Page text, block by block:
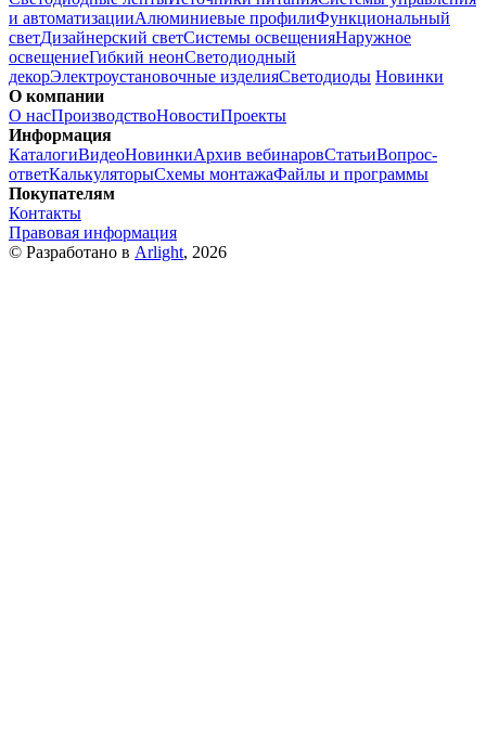
и автоматизацииАлюминиевые профилиФункциональный
светДизайнерский светСистемы освещенияНаружное
освещениеГибкий неонСветодиодный
декорЭлектроустановочные изделияСветодиоды Новинки
О компании
О насПроизводствоНовостиПроекты
Информация
КаталогиВидеоНовинкиАрхив вебинаровСтатьиВопрос-
ответКалькуляторыСхемы монтажаФайлы и программы
Покупателям
Контакты
Правовая информация
© Разработано в Arlight, 2026